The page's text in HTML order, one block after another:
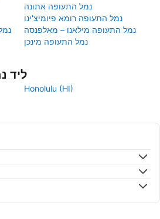
נמל התעופה אתונה
נמל התעופה רומא פיומיצ'ינו
נמל התעופה מילאנו – מאלפנסה
נמל התעופה מינכן
ליד
Honolulu (HI)